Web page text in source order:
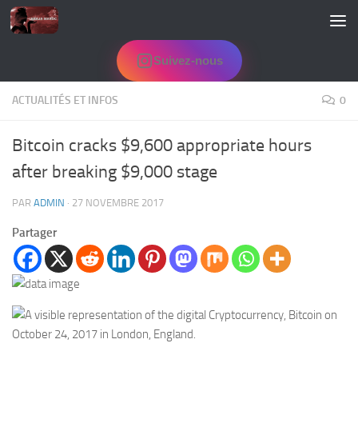
Skip to content
Suivez-nous
ACTUALITÉS ET INFOS 0
Bitcoin cracks $9,600 appropriate hours
after breaking $9,000 stage
PAR ADMIN · 27 NOVEMBRE 2017
Partager